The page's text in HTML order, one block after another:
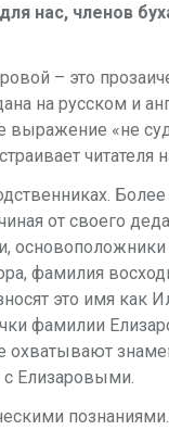
нас, членов
– это
на русском и
«не
читателя
от своего
фамилия
это имя как
фамилии
Елизаровыми.